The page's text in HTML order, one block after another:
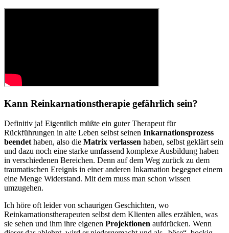
Kann Reinkarnationstherapie gefährlich sein?
Definitiv ja! Eigentlich müßte ein guter Therapeut für
Rückführungen in alte Leben selbst seinen Inkarnationsprozess
beendet haben, also die Matrix verlassen haben, selbst geklärt sein
und dazu noch eine starke umfassend komplexe Ausbildung haben
in verschiedenen Bereichen. Denn auf dem Weg zurück zu dem
traumatischen Ereignis in einer anderen Inkarnation begegnet einem
eine Menge Widerstand. Mit dem muss man schon wissen
umzugehen.
Ich höre oft leider von schaurigen Geschichten, wo
Reinkarnationstherapeuten selbst dem Klienten alles erzählen, was
sie sehen und ihm ihre eigenen Projektionen aufdrücken. Wenn